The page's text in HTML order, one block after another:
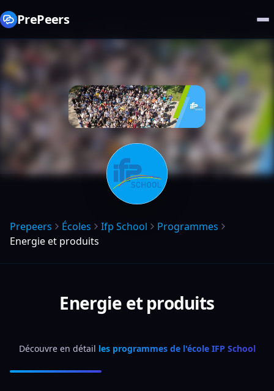
PrePeers
Prepeers Écoles Ifp School
Programmes
Energie et produits
Energie et produits
Découvre en détail les programmes de l'école IFP School